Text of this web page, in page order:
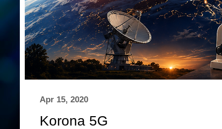
Apr 15, 2020
Korona 5G